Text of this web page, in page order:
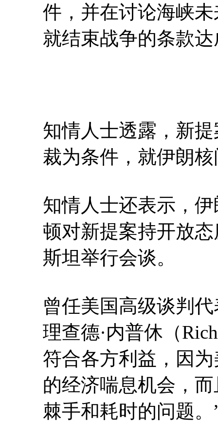
件，并在讨论海峡
就结束战争的条款
知情人士透露，新
裁为条件，就伊朗
知情人士还表示，
顿对新提案持开放
斯坦举行会谈。
曾任美国高级谈判
理查德·内普休（
符合各方利益，因
的经济喘息机会，
棘手和耗时的问题。